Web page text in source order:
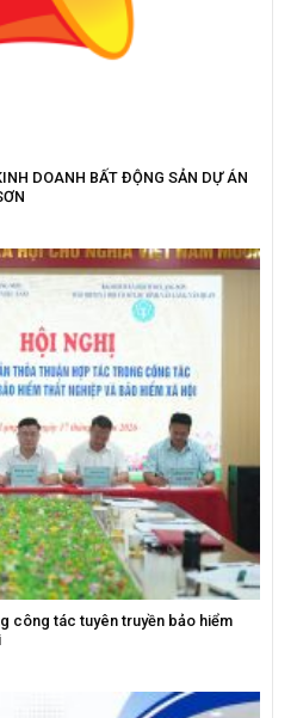
DOANH BẤT ĐỘNG SẢN DỰ ÁN
công tác tuyên truyền bảo hiểm